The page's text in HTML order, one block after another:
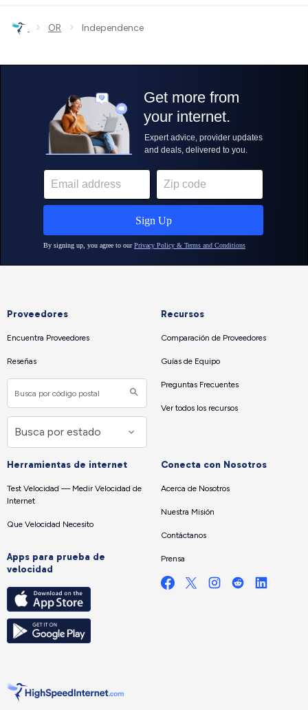
› OR › Independence
Proveedores
Encuentra Proveedores
Reseñas
Recursos
Comparación de Proveedores
Guías de Equipo
Preguntas Frecuentes
Ver todos los recursos
Herramientas de internet
Test Velocidad — Medir Velocidad de
Internet
Que Velocidad Necesito
Apps para prueba de
velocidad
Conecta con Nosotros
Acerca de Nosotros
Nuestra Misión
Contáctanos
Prensa